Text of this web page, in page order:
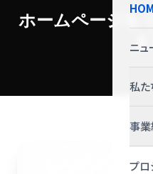
ニュ
私た
事
プロ
ホームページを
ま